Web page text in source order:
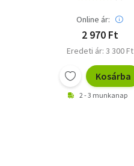
Online ár:
2 970 Ft
Eredeti ár: 3 300 Ft
Kosárba
2 - 3 munkanap